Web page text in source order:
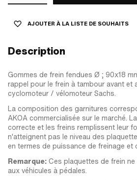
AJOUTER À LA LISTE DE SOUHAITS
Description
Gommes de frein fendues Ø ; 90x18
rappel pour le frein à tambour avant et
cyclomoteur / vélomoteur Sachs.
La composition des garnitures
AKOA commercialisée sur le marché.
correcte et les freins remplissent leur
n'atteignent pas le niveau des
en termes de puissance de freinage et
Remarque: Ces plaquettes de frein
aux véhicules à pédales.